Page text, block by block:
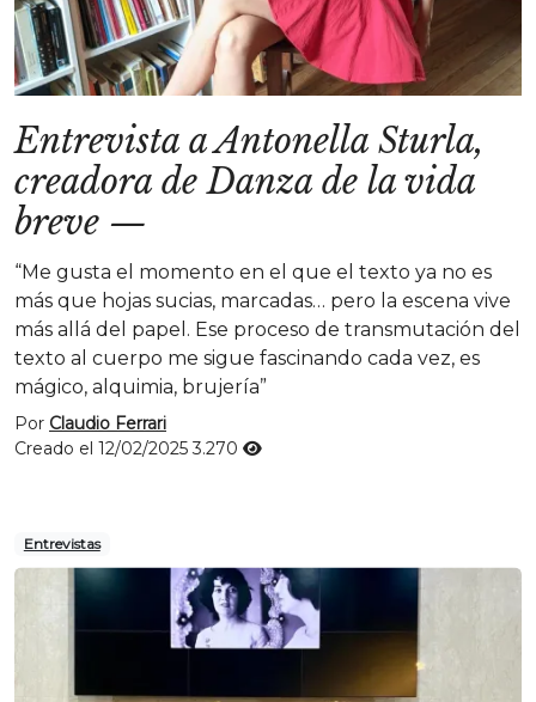
Entrevista a Antonella Sturla,
creadora de Danza de la vida
breve —
“Me gusta el momento en el que el texto ya no es
más que hojas sucias, marcadas… pero la escena vive
más allá del papel. Ese proceso de transmutación del
texto al cuerpo me sigue fascinando cada vez, es
mágico, alquimia, brujería”
Por Claudio Ferrari
Creado el 12/02/20253.270
Entrevistas